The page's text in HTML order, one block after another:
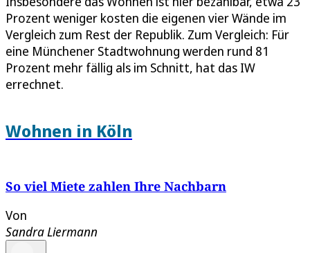
Prozent weniger kosten die eigenen vier Wände im
Vergleich zum Rest der Republik. Zum Vergleich: Für
eine Münchener Stadtwohnung werden rund 81
Prozent mehr fällig als im Schnitt, hat das IW
errechnet.
Wohnen in Köln
So viel Miete zahlen Ihre Nachbarn
Von
Sandra Liermann